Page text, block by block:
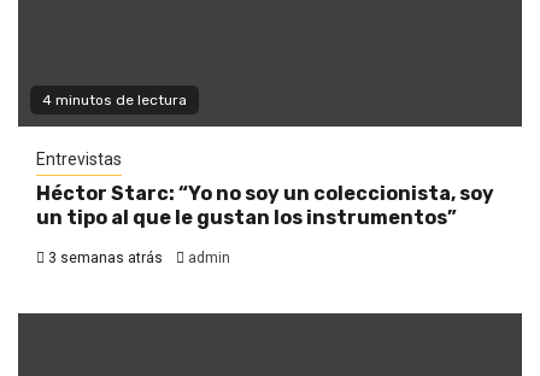
4 minutos de lectura
Entrevistas
Héctor Starc: “Yo no soy un coleccionista, soy
un tipo al que le gustan los instrumentos”
3 semanas atrás admin